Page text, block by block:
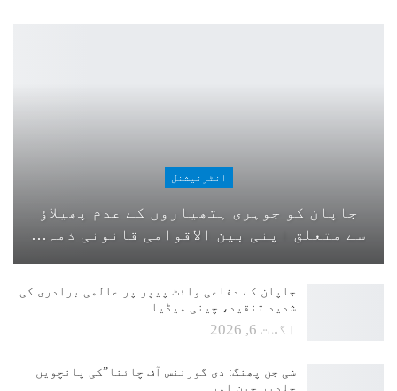
انٹرنیشنل
جاپان کو جوہری ہتھیاروں کے عدم پھیلاؤ
سے متعلق اپنی بین الاقوامی قانونی ذمہ…
جاپان کے دفاعی وائٹ پیپر پر عالمی برادری کی
شدید تنقید، چینی میڈیا
اگست 6, 2026
شی جن پھنگ: دی گورننس آف چائنا”کی پانچویں
جلدپر چین اور…